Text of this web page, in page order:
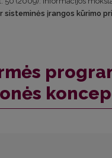
įrangos kūrimo